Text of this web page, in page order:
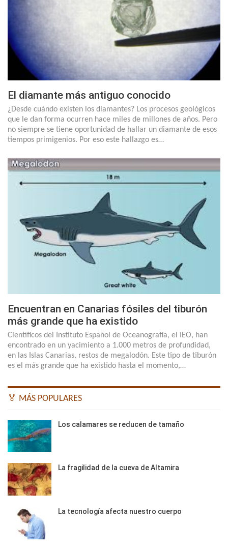
El diamante más antiguo conocido
¿Desde cuándo existen los diamantes? Los procesos geológicos
que le dan forma ocurren hace miles de millones de años. Pero
no siempre se tiene oportunidad de hallar un diamante de esos
tiempos primigenios. Por eso este hallazgo es…
Encuentran en Canarias fósiles del tiburón
más grande que ha existido
Científicos del Instituto Español de Oceanografía, el IEO, han
encontrado en un yacimiento a 1.000 metros de profundidad,
en las Islas Canarias, restos de megalodón. Este tipo de tiburón
es el más grande que ha existido hasta el momento,…
🏅 MÁS POPULARES
Los calamares se reducen de tamaño
La fragilidad de la cueva de Altamira
La tecnología afecta nuestro cuerpo